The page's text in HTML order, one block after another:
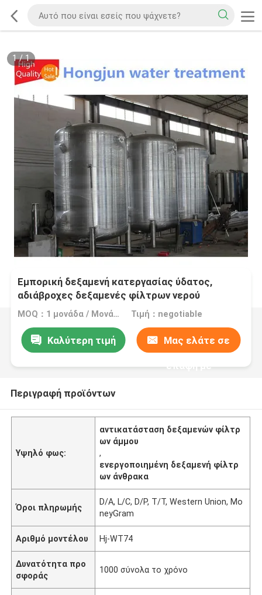
1/1
Εμπορική δεξαμενή κατεργασίας ύδατος,
αδιάβροχες δεξαμενές φίλτρων νερού
ανοξείδωτου
MOQ：1 μονάδα / Μονάδες Τιμή：negotiable
Καλύτερη τιμή Μας ελάτε σε
επαφή με
Περιγραφή προϊόντων
Υψηλό φως:
αντικατάσταση δεξαμενών φίλτρ
ων άμμου
,
ενεργοποιημένη δεξαμενή φίλτρ
ων άνθρακα
Όροι πληρωμής
D/A, L/C, D/P, T/T, Western Union, Mo
neyGram
Αριθμό μοντέλου Hj-WT74
Δυνατότητα προ
σφοράς
1000 σύνολα το χρόνο